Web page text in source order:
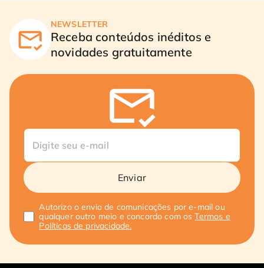
NEWSLETTER
Receba conteúdos inéditos e
novidades gratuitamente
Enviar
Autorizo o envio de comunicações por e-mail ou
qualquer outro meio e concordo com osTermos e
Políticas de privacidade.